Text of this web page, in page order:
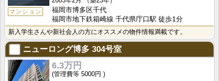
マンション
福岡市博多区千代
福岡市地下鉄箱崎線 千代県庁口駅 徒歩1分
新入学生さんや新社会人の方にオススメの物件情報満載です。
ニューロング博多 304号室
6.3万円
5000円